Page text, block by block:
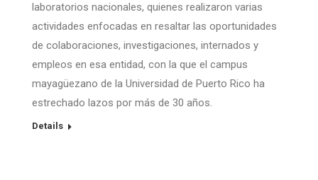
laboratorios nacionales, quienes realizaron varias
actividades enfocadas en resaltar las oportunidades
de colaboraciones, investigaciones, internados y
empleos en esa entidad, con la que el campus
mayagüezano de la Universidad de Puerto Rico ha
estrechado lazos por más de 30 años.
Details